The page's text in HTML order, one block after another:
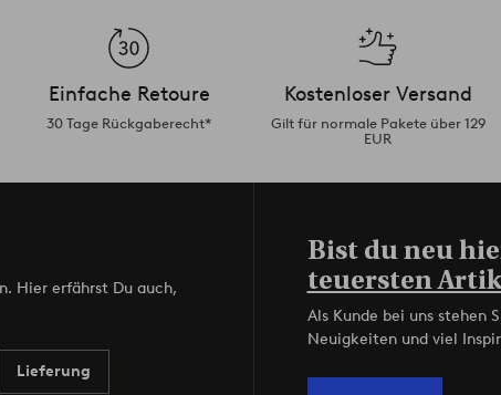
Einfache Retoure
30 Tage Rückgaberecht*
Kostenloser Versand
Gilt für normale Pakete über 129
EUR
Hier erfährst Du auch,
Lieferung
Bist du neu
teuersten
Als Kunde bei uns stehen
Neuigkeiten und viel